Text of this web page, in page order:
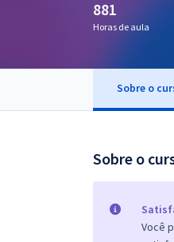
Questões grátis
881
Horas de aula
Sobre o
Sobre o
Você